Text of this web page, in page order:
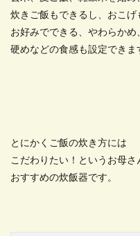
炊きご飯もできるし、おこげ
お好みでできる、やわらかめ
硬めなどの食感も設定できま
とにかくご飯の炊き方には
こだわりたい！というお母さ
おすすめの炊飯器です。